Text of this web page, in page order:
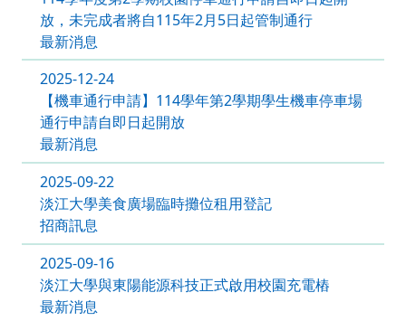
放，未完成者將自115年2月5日起管制通行
最新消息
2025-12-24
【機車通行申請】114學年第2學期學生機車停車場
通行申請自即日起開放
最新消息
2025-09-22
淡江大學美食廣場臨時攤位租用登記
招商訊息
2025-09-16
淡江大學與東陽能源科技正式啟用校園充電樁
最新消息